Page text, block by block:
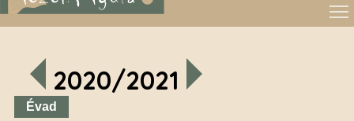
2020/2021
Évad